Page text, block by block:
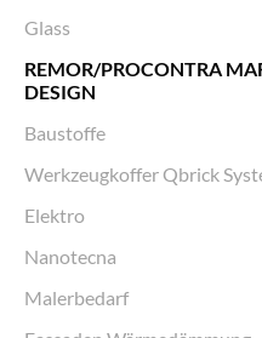
Glass
REMOR/PROCONTRA
DESIGN
Baustoffe
Werkzeugkoffer Qbrick
Elektro
Nanotecna
Malerbedarf